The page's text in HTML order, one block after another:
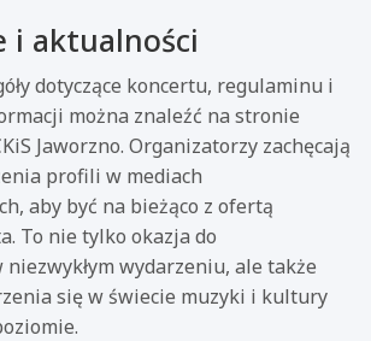
i aktualności
dotyczące koncertu, regulaminu i
można znaleźć na stronie
Jaworzno. Organizatorzy zachęcają
profili w mediach
aby być na bieżąco z ofertą
To nie tylko okazja do
wydarzeniu, ale także
się w świecie muzyki i kultury